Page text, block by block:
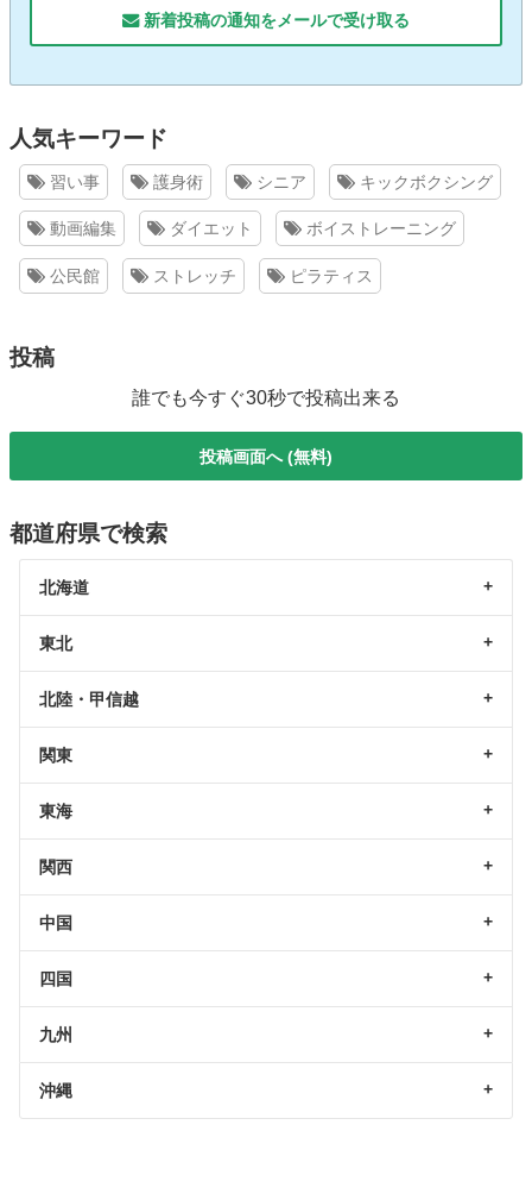
新着投稿の通知をメールで受け取る
人気キーワード
習い事 護身術 シニア キックボクシング
動画編集 ダイエット ボイストレーニング
公民館 ストレッチ ピラティス
投稿
誰でも今すぐ30秒で投稿出来る
投稿画面へ (無料)
都道府県で検索
北海道
東北
北陸・甲信越
関東
東海
関西
中国
四国
九州
沖縄